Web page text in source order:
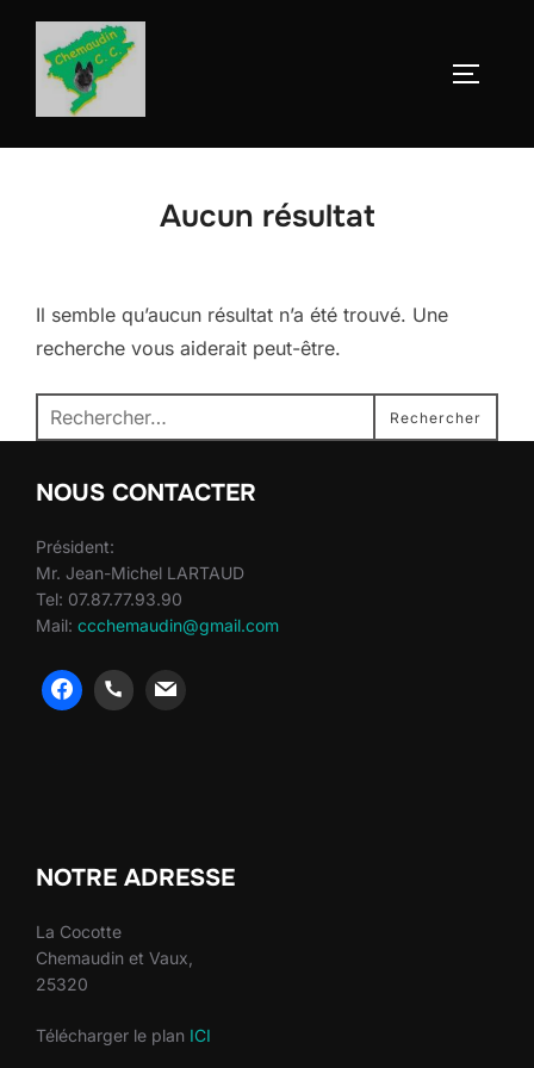
Aller
contenu
Aucun résultat
Il semble qu’aucun résultat n’a été trouvé. Une
recherche vous aiderait peut-être.
Recherche
pour :
Rechercher
NOUS CONTACTER
Président:
Mr. Jean-Michel LARTAUD
Tel: 07.87.77.93.90
Mail: ccchemaudin@gmail.com
NOTRE ADRESSE
La Cocotte
Chemaudin et Vaux,
25320
Télécharger le plan ICI